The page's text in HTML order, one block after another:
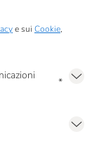
e sui Cookie,
*